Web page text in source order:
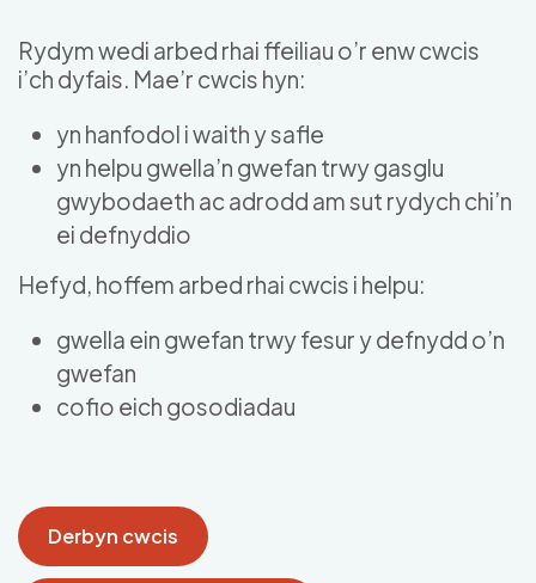
Rydym wedi arbed rhai ffeiliau o’r enw cwcis
i’ch dyfais. Mae’r cwcis hyn:
yn hanfodol i waith y safle
yn helpu gwella’n gwefan trwy gasglu
gwybodaeth ac adrodd am sut rydych chi’n
ei defnyddio
Hefyd, hoffem arbed rhai cwcis i helpu:
gwella ein gwefan trwy fesur y defnydd o’n
gwefan
cofio eich gosodiadau
Derbyn cwcis